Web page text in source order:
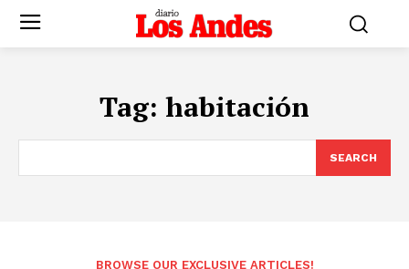
Tag: habitación
SEARCH
BROWSE OUR EXCLUSIVE ARTICLES!